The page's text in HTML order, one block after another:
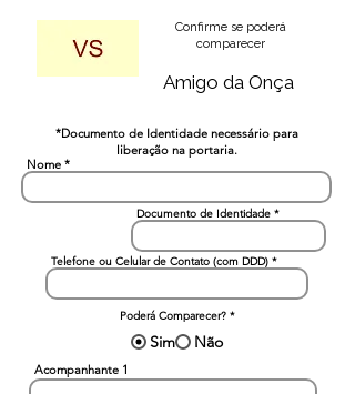
Confirme se poderá
comparecer
Amigo da Onça
*Documento de Identidade necessário para
liberação na portaria.
Nome
Documento de Identidade
Telefone ou Celular de Contato (com DDD)
Poderá Comparecer? *
Sim Não
Acompanhante 1